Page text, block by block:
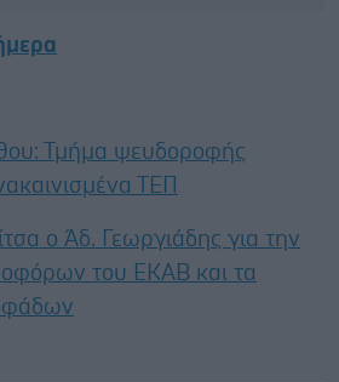
Τμήμα ψευδοροφής
ΤΕΠ
ο Άδ. Γεωργιάδης για την
του ΕΚΑΒ και τα